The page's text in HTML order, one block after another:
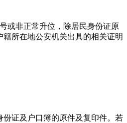
非正常升位，除居民身份证原
所在地公安机关出具的相关证明
证及户口簿的原件及复印件。若